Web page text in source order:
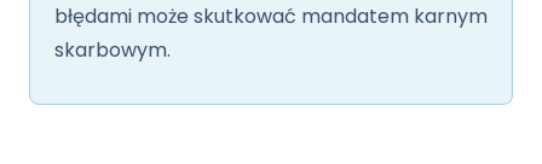
błędami może skutkować mandatem karnym
skarbowym.